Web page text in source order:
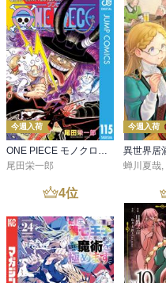
今週入荷
ONE PIECE モノクロ版 115
尾田栄一郎
今週入荷
蝉川夏哉,
4位